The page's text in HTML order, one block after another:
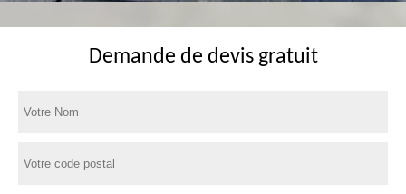
Demande de devis gratuit